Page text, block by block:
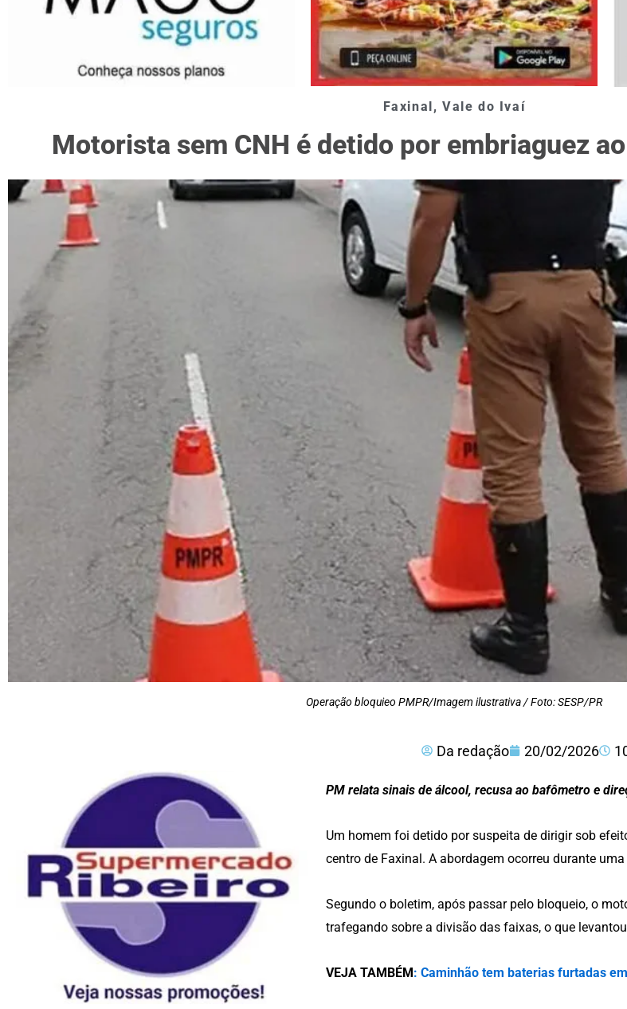
Faxinal,Vale do Ivaí
Motorista sem CNH é detido por embriaguez
Operação bloquieo PMPR/Imagem ilustrativa / Foto: SESP/PR
Da redação 20/02/2026
PM relata sinais de álcool, recusa ao bafômetro e
Um homem foi detido por suspeita de dirigir sob
centro de Faxinal. A abordagem ocorreu durante
Segundo o boletim, após passar pelo bloqueio, o
trafegando sobre a divisão das faixas, o que
VEJA TAMBÉM: Caminhão tem baterias furtadas